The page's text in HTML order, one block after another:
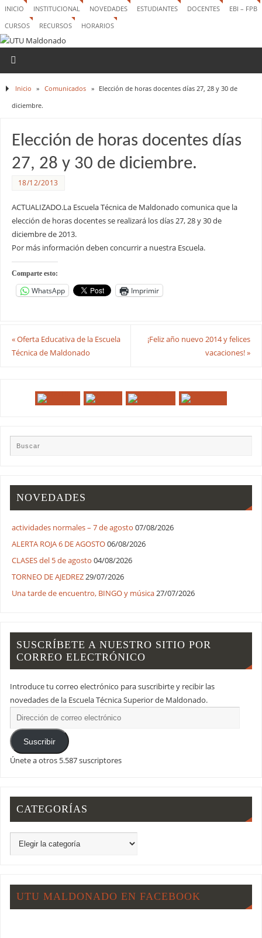
INICIO INSTITUCIONAL NOVEDADES ESTUDIANTES DOCENTES
EBI – FPB
CURSOS
RECURSOS HORARIOS
Inicio » Comunicados » Elección de horas docentes días 27, 28 y 30 de
diciembre.
Elección de horas docentes días
27, 28 y 30 de diciembre.
18/12/2013
ACTUALIZADO.La Escuela Técnica de Maldonado comunica que la
elección de horas docentes se realizará los días 27, 28 y 30 de
diciembre de 2013.
Por más información deben concurrir a nuestra Escuela.
Comparte esto:
WhatsApp Imprimir
«Oferta Educativa de la Escuela
Técnica de Maldonado
¡Feliz año nuevo 2014 y felices
vacaciones!»
NOVEDADES
actividades normales – 7 de agosto 07/08/2026
ALERTA ROJA 6 DE AGOSTO06/08/2026
CLASES del 5 de agosto 04/08/2026
TORNEO DE AJEDREZ29/07/2026
Una tarde de encuentro, BINGO y música27/07/2026
SUSCRÍBETE A NUESTRO SITIO POR
CORREO ELECTRÓNICO
Introduce tu correo electrónico para suscribirte y recibir las
novedades de la Escuela Técnica Superior de Maldonado.
Suscribir
Únete a otros 5.587 suscriptores
CATEGORÍAS
UTU MALDONADO EN FACEBOOK